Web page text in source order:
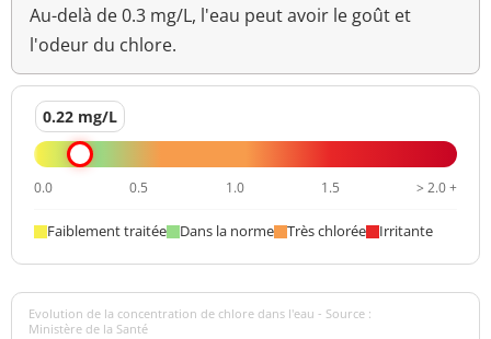
Au-delà de 0.3 mg/L, l'eau peut avoir le goût et
l'odeur du chlore.
0.22 mg/L
0.0 0.5 1.0 1.5 > 2.0 +
Faiblement traitée Dans la norme Très chlorée Irritante
Evolution de la concentration de chlore dans l'eau - Source :
Ministère de la Santé